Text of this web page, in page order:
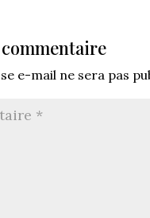
e-mail ne sera pas